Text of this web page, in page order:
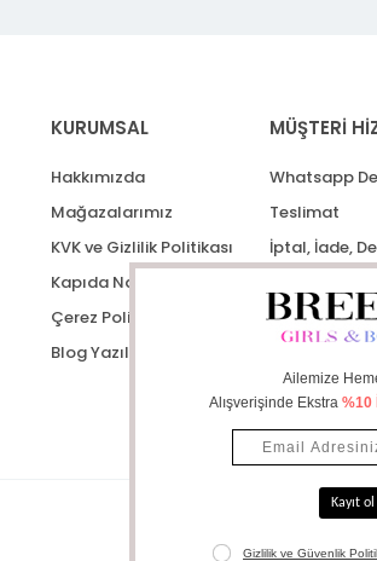
KURUMSAL
Hakkımızda
Mağazalarımız
KVK ve Gizlilik Politikası
Kapıda Nakit Ödeme
Çerez Politikası
Blog Yazıları
MÜŞTERİ
Whatsapp
Teslimat
İptal, İade,